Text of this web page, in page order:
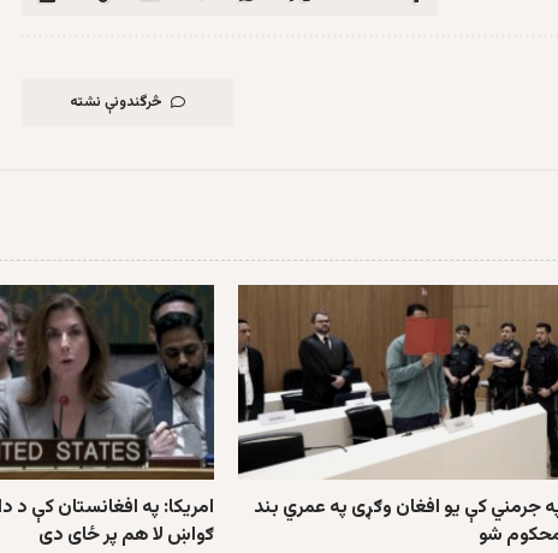
څرگندونې نشته
جرمني کې یو افغان وګړی په عمري بند
شو
امریکا: په افغانستان کې
ګواښ لا هم پر ځای دی